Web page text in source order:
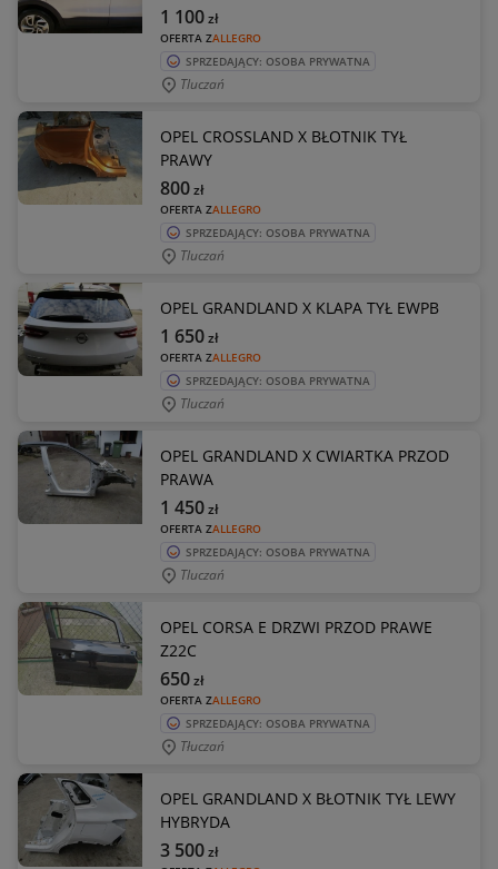
OFERTA ZALLEGRO
1 100zł
SPRZEDAJĄCY: OSOBA PRYWATNA
Tluczań
OPEL CROSSLAND X BŁOTNIK TYŁ
PRAWY
OFERTA ZALLEGRO
800zł
SPRZEDAJĄCY: OSOBA PRYWATNA
Tluczań
OPEL GRANDLAND X KLAPA TYŁ EWPB
OFERTA ZALLEGRO
1 650zł
SPRZEDAJĄCY: OSOBA PRYWATNA
Tluczań
OPEL GRANDLAND X CWIARTKA PRZOD
PRAWA
OFERTA ZALLEGRO
1 450zł
SPRZEDAJĄCY: OSOBA PRYWATNA
Tluczań
OPEL CORSA E DRZWI PRZOD PRAWE
Z22C
OFERTA ZALLEGRO
650zł
SPRZEDAJĄCY: OSOBA PRYWATNA
Tłuczań
OPEL GRANDLAND X BŁOTNIK TYŁ LEWY
HYBRYDA
3 500zł